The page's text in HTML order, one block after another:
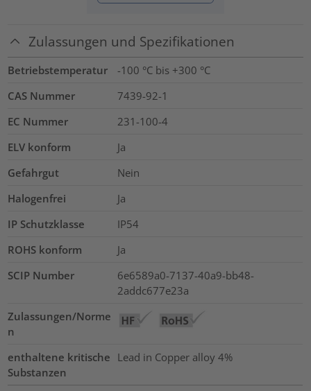
Zulassungen und Spezifikationen
Betriebstemperatur
-100 °C bis +300 °C
CAS Nummer
7439-92-1
EC Nummer
231-100-4
ELV konform
Ja
Gefahrgut
Nein
Halogenfrei
Ja
IP Schutzklasse
IP54
ROHS konform
Ja
SCIP Number
6e6589a0-7137-40a9-bb48-
2addc677e23a
Zulassungen/Norme
n
enthaltene kritische
Substanzen
Lead in Copper alloy 4%